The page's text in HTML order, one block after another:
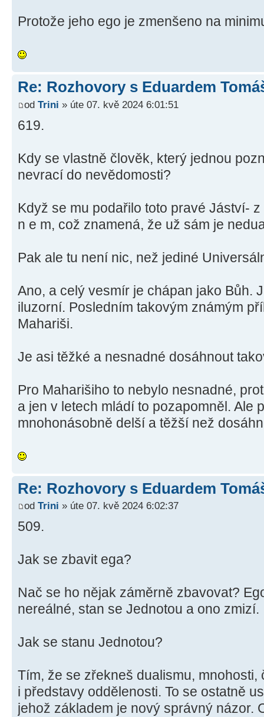
Protože jeho ego je zmenšeno na
Re: Rozhovory s Eduardem
od Trini » úte 07. kvě 2024 6:01:51
619.
Kdy se vlastně člověk, který jednou
nevrací do nevědomosti?
Když se mu podařilo toto pravé Jáství-
n e m, což znamená, že už sám je
Pak ale tu není nic, než jediné
Ano, a celý vesmír je chápan jako Bůh.
iluzorní. Posledním takovým známým
Mahariši.
Je asi těžké a nesnadné dosáhnout
Pro Maharišiho to nebylo nesnadné,
a jen v letech mládí to pozapomněl. Ale
mnohonásobně delší a těžší než
Re: Rozhovory s Eduardem
od Trini » úte 07. kvě 2024 6:02:37
509.
Jak se zbavit ega?
Nač se ho nějak záměrně zbavovat?
nereálné, stan se Jednotou a ono zmizí.
Jak se stanu Jednotou?
Tím, že se zřekneš dualismu, mnohosti,
i představy oddělenosti. To se ostatně
jehož základem je nový správný názor.